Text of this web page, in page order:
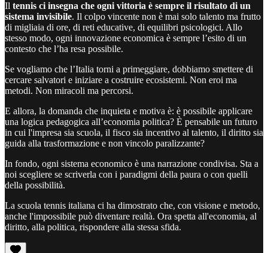
Il tennis ci insegna che ogni vittoria è sempre il risultato di un
sistema invisibile. Il colpo vincente non è mai solo talento ma frutto
di migliaia di ore, di reti educative, di equilibri psicologici. Allo
stesso modo, ogni innovazione economica è sempre l’esito di un
contesto che l’ha resa possibile.
Se vogliamo che l’Italia torni a primeggiare, dobbiamo smettere di
cercare salvatori e iniziare a costruire ecosistemi. Non eroi ma
metodi. Non miracoli ma percorsi.
E allora, la domanda che inquieta e motiva è: è possibile applicare
una logica pedagogica all’economia politica? È pensabile un futuro
in cui l'impresa sia scuola, il fisco sia incentivo al talento, il diritto sia
guida alla trasformazione e non vincolo paralizzante?
In fondo, ogni sistema economico è una narrazione condivisa. Sta a
noi scegliere se scriverla con i paradigmi della paura o con quelli
della possibilità.
La scuola tennis italiana ci ha dimostrato che, con visione e metodo,
anche l'impossibile può diventare realtà. Ora spetta all'economia, al
diritto, alla politica, rispondere alla stessa sfida.